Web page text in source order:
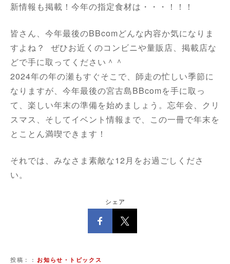
新情報も掲載！今年の指定食材は・・・！！！
皆さん、今年最後のBBcomどんな内容か気になりま
すよね？ ぜひお近くのコンビニや量販店、掲載店な
どで手に取ってください＾＾
2024年の年の瀬もすぐそこで、師走の忙しい季節に
なりますが、今年最後の宮古島BBcomを手に取っ
て、楽しい年末の準備を始めましょう。忘年会、クリ
スマス、そしてイベント情報まで、この一冊で年末を
とことん満喫できます！
それでは、みなさま素敵な12月をお過ごしくださ
い。
シェア
投稿： お知らせ・トピックス